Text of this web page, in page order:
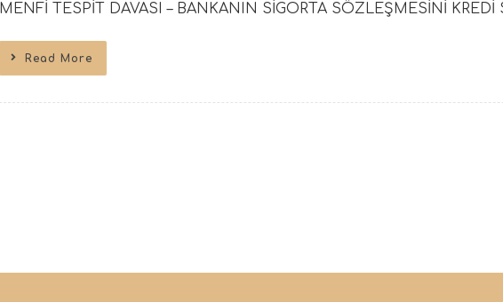
MENFİ TESPİT DAVASI – BANKANIN SİGORTA SÖZLEŞMESİNİ KREDİ
Read More